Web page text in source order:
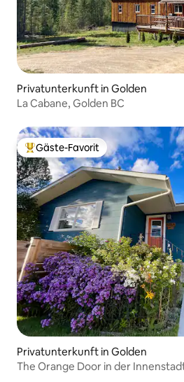
Privatunterkunft in Golden
La Cabane, Golden BC
Beliebter Gäste-Favorit.
Gäste-Favorit
Privatunterkunft in Golden
The Orange Door in der